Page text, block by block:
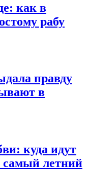
как в
рабу
правду
в
куда идут
самый летний